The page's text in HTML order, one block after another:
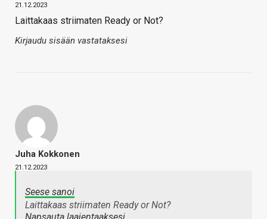
21.12.2023
Laittakaas striimaten Ready or Not?
Kirjaudu sisään vastataksesi
Juha Kokkonen
21.12.2023
Seese sanoi
Laittakaas striimaten Ready or Not?